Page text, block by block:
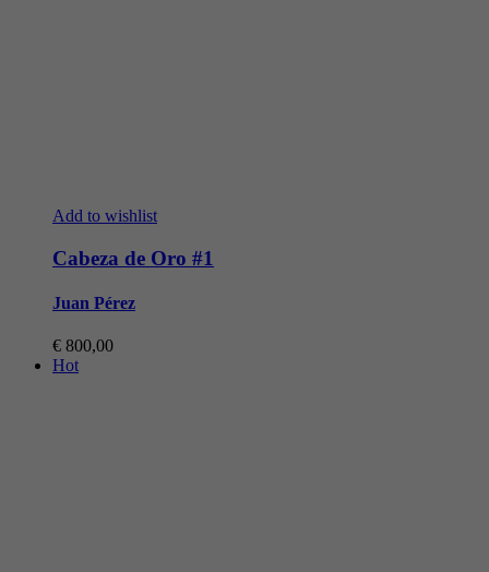
Add to wishlist
Cabeza de Oro #1
Juan Pérez
€ 800,00
Hot